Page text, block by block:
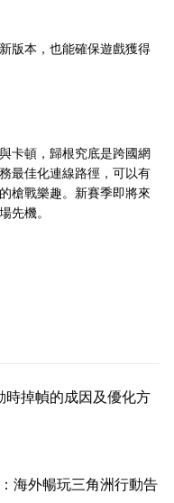
版本，也能確保遊戲獲得
卡頓，歸根究底是跨國網
最佳化連線路徑，可以有
槍戰樂趣。新賽季即將來
先機。
時掉幀的成因及優化方
海外暢玩三角洲行動告